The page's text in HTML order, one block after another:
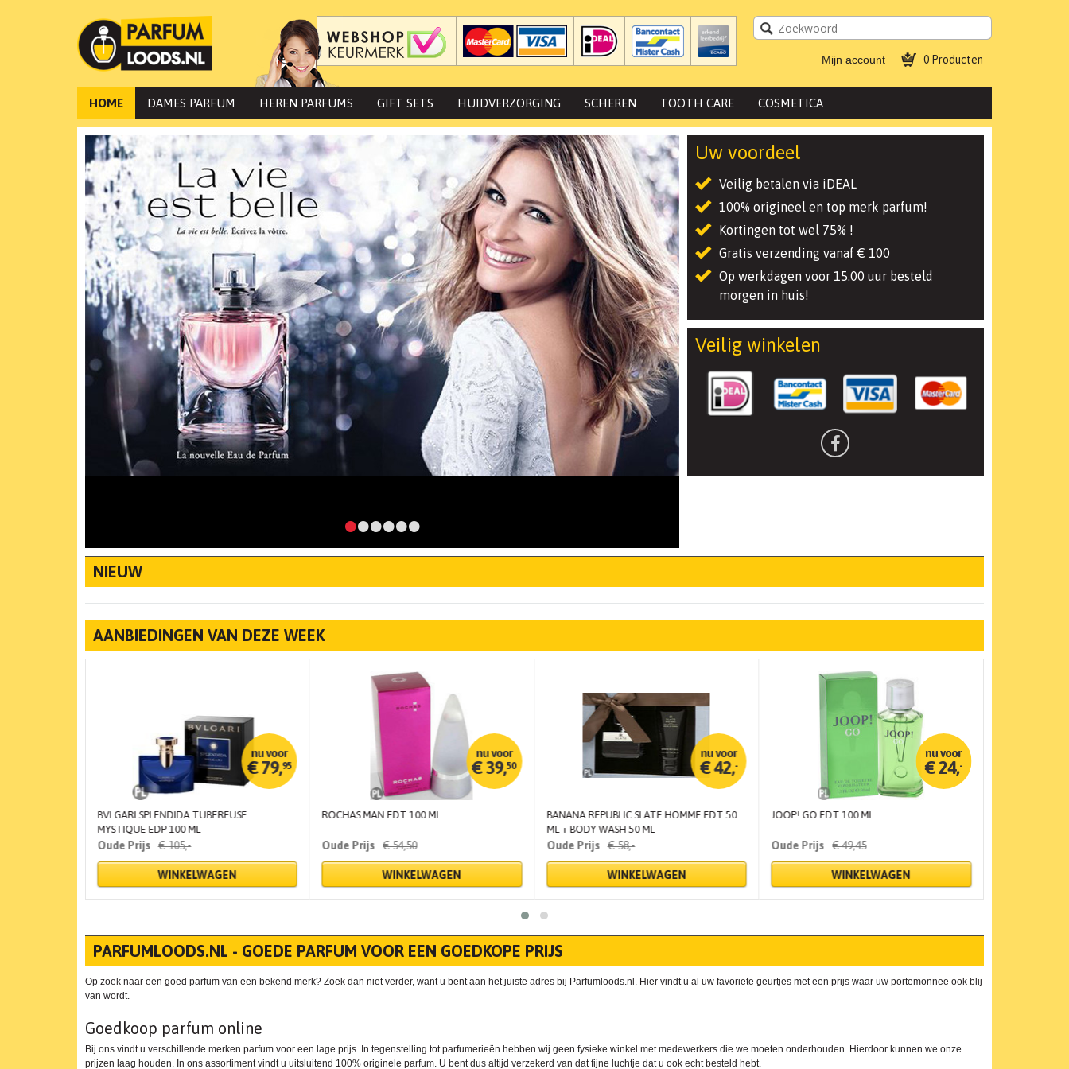
Mijn account 0 Producten
HOME DAMES PARFUM HEREN PARFUMS GIFT SETS HUIDVERZORGING SCHEREN TOOTH CARE COSMETICA
••••••
Uw voordeel
Veilig betalen via iDEAL
100% origineel en top merk parfum!
Kortingen tot wel 75% !
Gratis verzending vanaf € 100
Op werkdagen voor 15.00 uur besteld
morgen in huis!
Veilig winkelen
NIEUW
AANBIEDINGEN VAN DEZE WEEK
BVLGARI SPLENDIDA TUBEREUSE
MYSTIQUE EDP 100 ML
€105,-
€79,95
WINKELWAGEN
ROCHAS MAN EDT 100 ML
€54,50
€39,50
WINKELWAGEN
BANANA REPUBLIC SLATE HOMME EDT 50
ML + BODY WASH 50 ML
€58,-
€42,-
WINKELWAGEN
JOOP! GO EDT 100 ML
€49,45
€24,-
WINKELWAGEN
PARFUMLOODS.NL - GOEDE PARFUM VOOR EEN GOEDKOPE PRIJS
Op zoek naar een goed parfum van een bekend merk? Zoek dan niet verder, want u bent aan het juiste adres bij Parfumloods.nl. Hier vindt u al uw favoriete geurtjes met een prijs waar uw portemonnee ook blij
van wordt.
Goedkoop parfum online
Bij ons vindt u verschillende merken parfum voor een lage prijs. In tegenstelling tot parfumerieën hebben wij geen fysieke winkel met medewerkers die we moeten onderhouden. Hierdoor kunnen we onze
prijzen laag houden. In ons assortiment vindt u uitsluitend 100% originele parfum. U bent dus altijd verzekerd van dat fijne luchtje dat u ook echt besteld hebt.